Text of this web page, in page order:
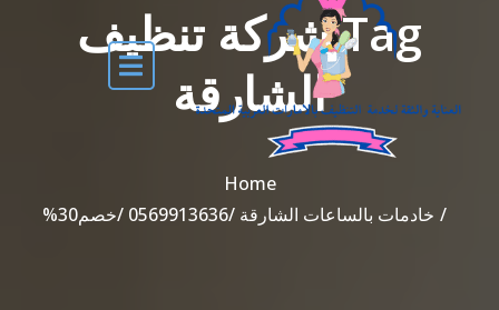
Tag شركة تنظيف
الشارقة
Home
خادمات بالساعات الشارقة /0569913636 /خصم30%